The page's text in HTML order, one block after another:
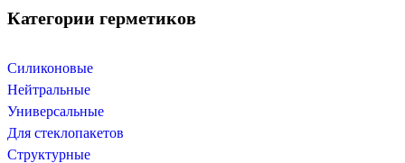
Категории герметиков
Силиконовые
Нейтральные
Универсальные
Для стеклопакетов
Структурные